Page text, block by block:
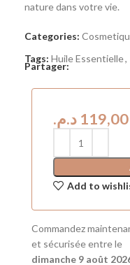
nature dans votre vie.
Categories:
Tags: Huile Essentielle,
Partager:
د.م.
Add to
Commandez
et sécurisée entre le
dimanche 9 août